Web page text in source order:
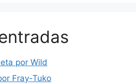
por Wild
Fray-Tuko